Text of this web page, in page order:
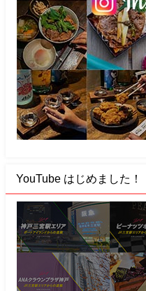
YouTube はじめました！